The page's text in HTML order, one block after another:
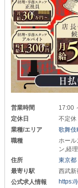
板橋の黒服求人・ボーイ
中目黒の黒服求人・ボー
下北沢の黒服求人・ボー
八王子の黒服求人・ボー
府中の黒服求人・ボーイ
経堂の黒服求人・ボーイ
日暮里の黒服求人・ボー
竹ノ塚の黒服求人・ボー
西葛西の黒服求人・ボー
大森の黒服求人・ボーイ
金町の黒服求人・ボーイ求
営業時間
17:00
定休日
不定休
業種/エリア
歌舞伎
職種
ホール
ン,経理
住所
東京都
最寄り駅
西武新
公式求人情報